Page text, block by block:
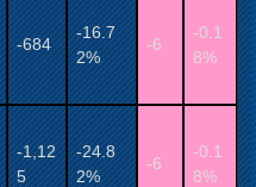
-684
-16.7
2%
-6
-0.1
8%
-1,12
5
-24.8
2%
-6
-0.1
8%